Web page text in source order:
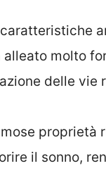
molto
delle
proprietà
il sonno,